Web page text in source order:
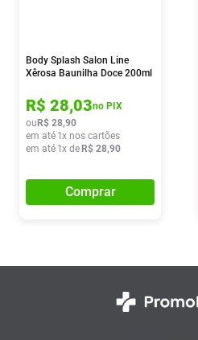
Body Splash Salon Line
Xêrosa Baunilha Doce 200ml
R$ 28,03no PIX
ou R$ 28,90
em até 1x nos cartões
em até 1x de R$ 28,90
Comprar